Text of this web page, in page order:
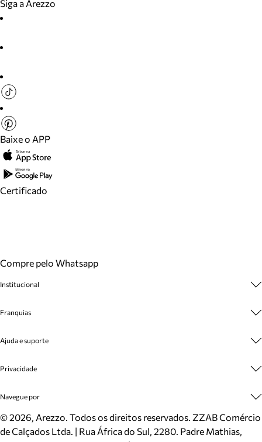
Siga a Arezzo
Baixe o APP
Certificado
Compre pelo Whatsapp
Institucional
Cashback
Venda Corporativa
Mapa do Site
Inverno
Mundo Arezzo
Franquias
Plano de Negócio
Ajuda e suporte
Cadastro
Meus Pedidos
Trocas e Devoluções
Cartão Presente
Privacidade
Politica e Privacidade
Navegue por
Sapatos
Bolsas
©2026, Arezzo. Todos os direitos reservados. ZZAB Comércio
de Calçados Ltda. | Rua África do Sul, 2280. Padre Mathias,